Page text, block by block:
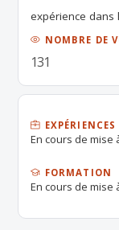
expérience
NOMBRE DE
131
En cours de mise
FORMATION
En cours de mise